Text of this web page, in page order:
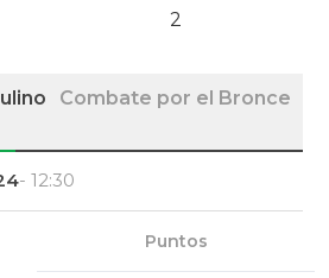
2
Combate por el Bronce
- 12:30
Puntos